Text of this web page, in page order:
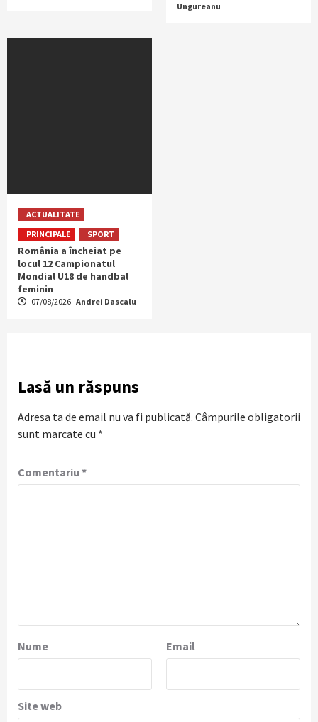
Ungureanu
ACTUALITATE
PRINCIPALE
SPORT
România a încheiat pe
locul 12 Campionatul
Mondial U18 de handbal
feminin
07/08/2026 Andrei Dascalu
Lasă un răspuns
Adresa ta de email nu va fi publicată. Câmpurile obligatorii
sunt marcate cu *
Comentariu *
Nume Email
Site web